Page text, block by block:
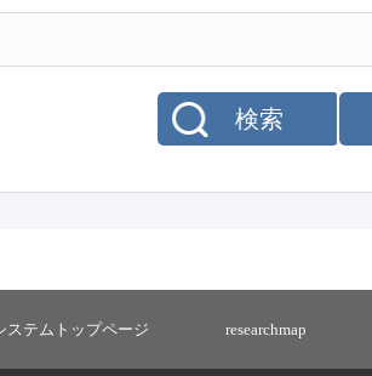
検索
ステムトップページ researchmap